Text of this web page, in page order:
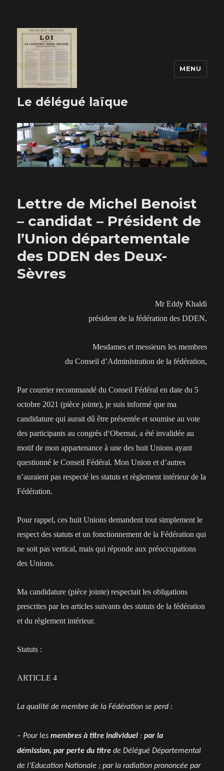
Le délégué laïque
MENU
Lettre de Michel Benoist
– candidat – Président de
l’Union départementale
des DDEN des Deux-
Sèvres
Mr Eddy Khaldi
président de la fédération des DDEN,
Mesdames et messieurs les membres
du Conseil d’Administration de la fédération,
Par courrier recommandé du Conseil Fédéral en date du 5
octobre 2021 (pièce jointe), je suis informé que ma
candidature qui aurait dû être présentée et soumise au vote
des participants au congrès d‘Obernai, a été invalidée au
motif de mon appartenance à une des huit Unions ayant
questionné le Conseil Fédéral. Mon Union et d’autres
n’auraient pas respecté les statuts et règlement intérieur de la
Fédération.
Pour rappel, ces huit Unions demandent tout simplement le
respect des statuts et un fonctionnement de la Fédération qui
ne soit pas vertical, mais qui réponde aux préoccupations
des Unions.
Ma candidature (pièce jointe) respectait les obligations
prescrites par les articles suivants des statuts de la fédération
et du règlement intérieur.
Statuts :
ARTICLE 4
La qualité de membre de la Fédération se perd :
– Pour lesmembres à titre individuel :par la
démission, par perte du titrede Délégué Départemental
de l’Education Nationale ; par la radiation prononcée par